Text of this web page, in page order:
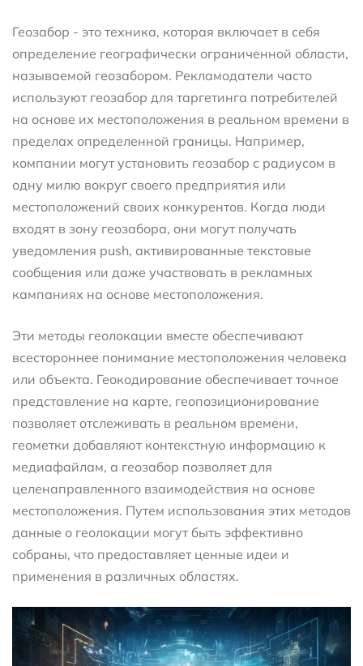
Геозабор - это техника, которая включает в себя
определение географически ограниченной области,
называемой геозабором. Рекламодатели часто
используют геозабор для таргетинга потребителей
на основе их местоположения в реальном времени в
пределах определенной границы. Например,
компании могут установить геозабор с радиусом в
одну милю вокруг своего предприятия или
местоположений своих конкурентов. Когда люди
входят в зону геозабора, они могут получать
уведомления push, активированные текстовые
сообщения или даже участвовать в рекламных
кампаниях на основе местоположения.
Эти методы геолокации вместе обеспечивают
всестороннее понимание местоположения человека
или объекта. Геокодирование обеспечивает точное
представление на карте, геопозиционирование
позволяет отслеживать в реальном времени,
геометки добавляют контекстную информацию к
медиафайлам, а геозабор позволяет для
целенаправленного взаимодействия на основе
местоположения. Путем использования этих методов
данные о геолокации могут быть эффективно
собраны, что предоставляет ценные идеи и
применения в различных областях.